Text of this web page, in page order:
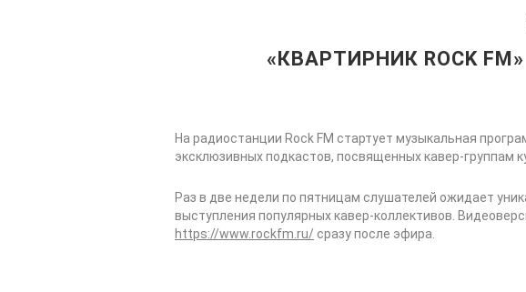
«КВАРТИРНИК ROCK
На радиостанции Rock FM стартует музыкальная
эксклюзивных подкастов, посвященных кавер-группам
Раз в две недели по пятницам слушателей ожидает
выступления популярных кавер-коллективов.
https://www.rockfm.ru/ сразу после эфира.